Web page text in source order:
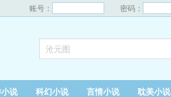
账号： 密码：
小说 科幻小说 言情小说 耽美小说